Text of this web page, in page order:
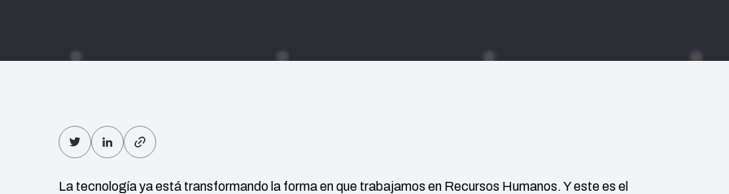
La tecnología ya está transformando la forma en que trabajamos en Recursos Humanos. Y este es el